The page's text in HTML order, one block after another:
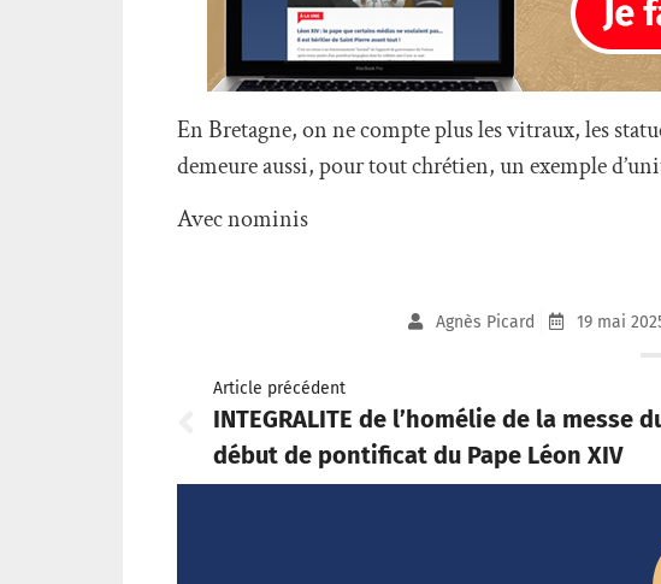
En Bretagne, on ne compte plus les vitraux, les
demeure aussi, pour tout chrétien, un exemple
Avec nominis
Agnès Picard 19 mai
Article précédent
INTEGRALITE de l’homélie de la messe
début de pontificat du Pape Léon XIV